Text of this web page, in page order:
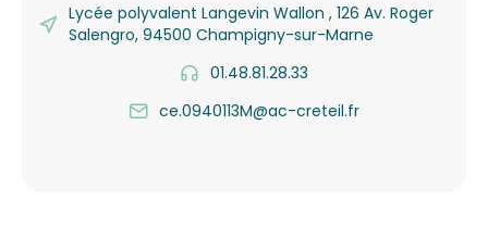
Lycée polyvalent Langevin Wallon , 126 Av. Roger
Salengro, 94500 Champigny-sur-Marne
01.48.81.28.33
ce.0940113M@ac-creteil.fr